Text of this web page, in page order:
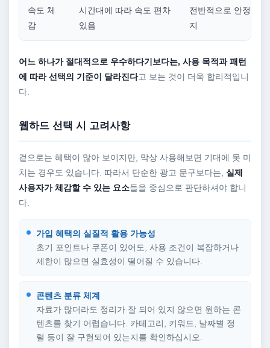
속도 체
감
시간대에 따라 속도 편차
있음
전반적으로 안정적인
지
어느 하나가 절대적으로 우수하다기보다는, 사용 목적과 패턴
에 따라 선택의 기준이 달라진다고 보는 것이 더욱 합리적입니
다.
웹하드 선택 시 고려사항
겉으로는 혜택이 많아 보이지만, 막상 사용해보면 기대에 못 미
치는 경우도 있습니다. 따라서 단순한 광고 문구보다는, 실제
사용자가 체감할 수 있는 요소들을 중심으로 판단하셔야 합니
다.
가입 혜택의 실질적 활용 가능성
초기 포인트나 쿠폰이 있어도, 사용 조건이 복잡하거나
제한이 많으면 실효성이 떨어질 수 있습니다.
콘텐츠 분류 체계
자료가 많더라도 정리가 잘 되어 있지 않으면 원하는 콘
텐츠를 찾기 어렵습니다. 카테고리, 키워드, 날짜별 정
렬 등이 잘 구현되어 있는지를 확인하십시오.